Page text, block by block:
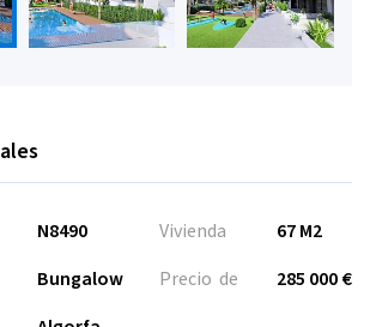
N8490
Bungalow
Vivienda
67 M2
Precio de
285 000 €